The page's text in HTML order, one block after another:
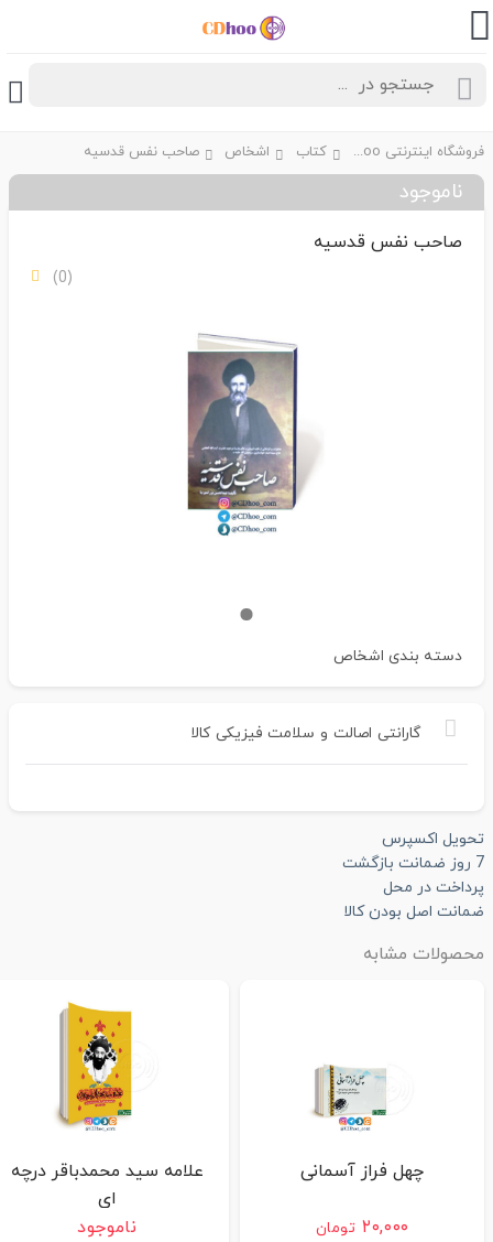
فروشگاه اینترنتی CDhoo کتاب اشخاص صاحب نفس قدسیه
ناموجود
صاحب نفس قدسیه
(0)
دسته بندی اشخاص
گارانتی اصالت و سلامت فیزیکی کالا
تحویل اکسپرس
7 روز ضمانت بازگشت
پرداخت در محل
ضمانت اصل بودن کالا
محصولات مشابه
چهل فراز آسمانی
۲۰,۰۰۰ تومان
علامه سید محمدباقر درچه
ای
ناموجود